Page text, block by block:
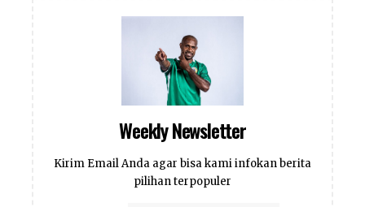
Weekly Newsletter
Kirim Email Anda agar bisa kami infokan berita
pilihan terpopuler